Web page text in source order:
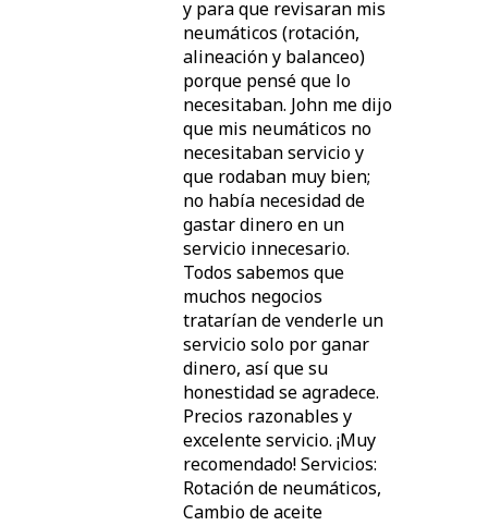
y para que revisaran mis
neumáticos (rotación,
alineación y balanceo)
porque pensé que lo
necesitaban. John me dijo
que mis neumáticos no
necesitaban servicio y
que rodaban muy bien;
no había necesidad de
gastar dinero en un
servicio innecesario.
Todos sabemos que
muchos negocios
tratarían de venderle un
servicio solo por ganar
dinero, así que su
honestidad se agradece.
Precios razonables y
excelente servicio. ¡Muy
recomendado! Servicios:
Rotación de neumáticos,
Cambio de aceite